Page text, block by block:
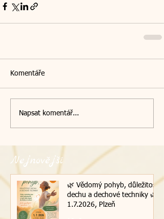
Komentáře
Napsat komentář...
Nejnovější
🌿 Vědomý pohyb, důležitost
dechu a dechové techniky 🌿|
1.7.2026, Plzeň